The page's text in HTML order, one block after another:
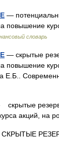
—
повышение
словарь
— скрытые
повышение
Е.Б..
акций, на
СКРЫТЫЕ